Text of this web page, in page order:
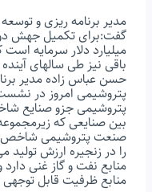
مدیر برنامه ریزی و
باقی نیز طی سالهای
حسن عباس زاده مدیر
پتروشیمی امروز در
پتروشیمی جزو صنایع
بین صنایعی که
صنعت پتروشیمی شاخص
را در زنجیره ارزش
منابع نفت و گاز غنی دارد
منابع ظرفیت قابل توجهی